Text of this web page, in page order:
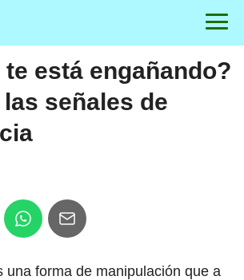
está engañando?
señales de
una forma de manipulación que a